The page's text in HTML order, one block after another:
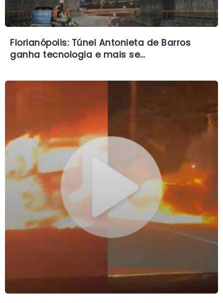
Florianópolis: Túnel Antonieta de Barros
ganha tecnologia e mais se…